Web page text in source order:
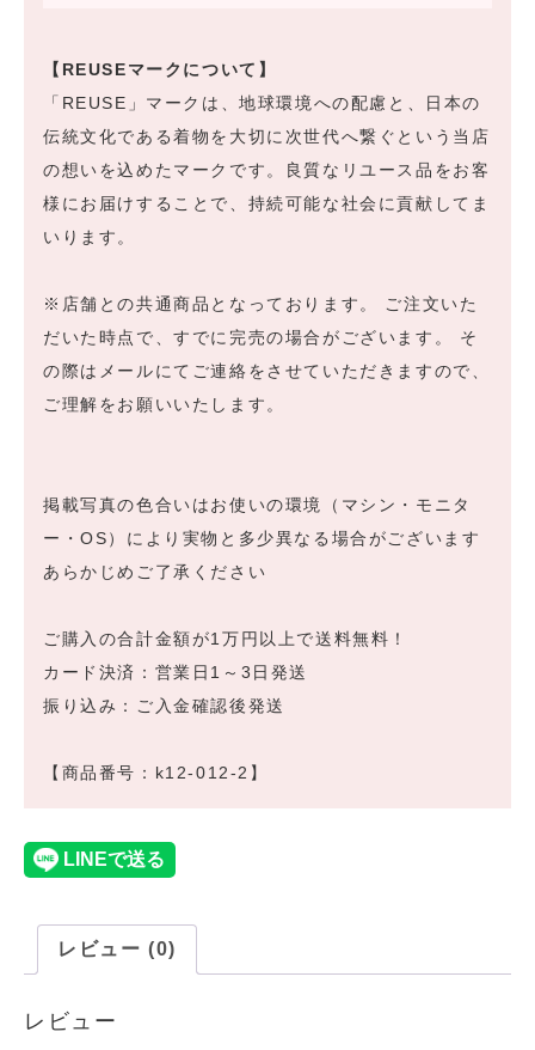
【REUSEマークについて】
「REUSE」マークは、地球環境への配慮と、日本の
伝統文化である着物を大切に次世代へ繋ぐという当店
の想いを込めたマークです。良質なリユース品をお客
様にお届けすることで、持続可能な社会に貢献してま
いります。
※店舗との共通商品となっております。 ご注文いた
だいた時点で、すでに完売の場合がございます。 そ
の際はメールにてご連絡をさせていただきますので、
ご理解をお願いいたします。
掲載写真の色合いはお使いの環境（マシン・モニタ
ー・OS）により実物と多少異なる場合がございます
あらかじめご了承ください
ご購入の合計金額が1万円以上で送料無料！
カード決済：営業日1～3日発送
振り込み：ご入金確認後発送
【商品番号：k12-012-2】
レビュー (0)
レビュー